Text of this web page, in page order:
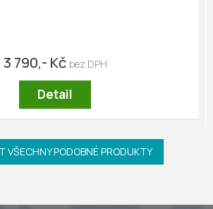
3 790,- Kč
Detail
VŠECHNY PODOBNÉ PRODUKTY